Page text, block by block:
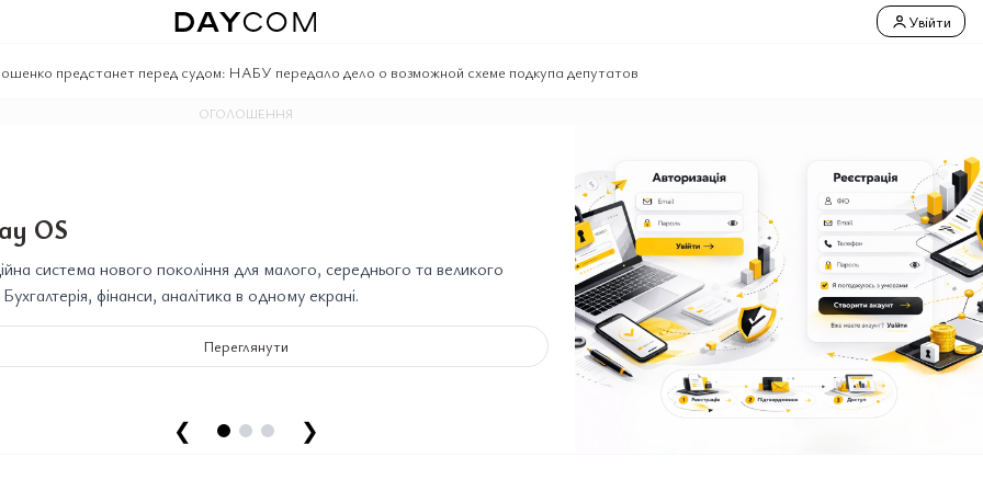
Увійти
предстанет перед судом: НАБУ передало дело о возможной схеме подкупа депутатов
ОГОЛОШЕННЯ
OS
система нового покоління для малого, середнього та великого
Бухгалтерія, фінанси, аналітика в одному екрані.
Переглянути
❮ ❯